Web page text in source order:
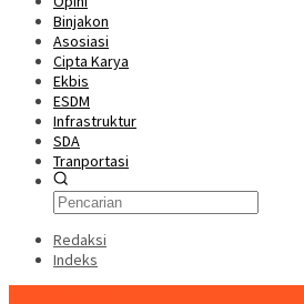
Binjakon
Asosiasi
Cipta Karya
Ekbis
ESDM
Infrastruktur
SDA
Tranportasi
Redaksi
Indeks